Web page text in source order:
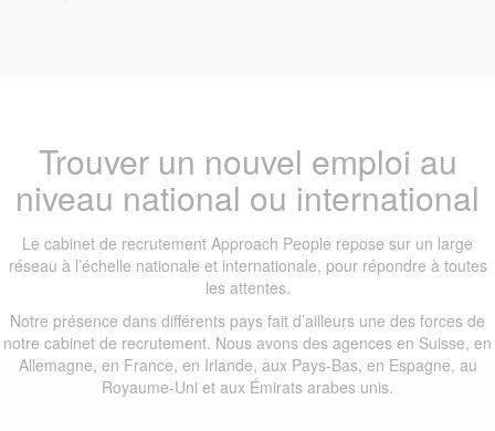
Trouver un nouvel emploi au
niveau national ou international
Le cabinet de recrutement Approach People repose sur un large
réseau à l’échelle nationale et internationale, pour répondre à toutes
les attentes.
Notre présence dans différents pays fait d’ailleurs une des forces de
notre cabinet de recrutement. Nous avons des agences en Suisse, en
Allemagne, en France, en Irlande, aux Pays-Bas, en Espagne, au
Royaume-Uni et aux Émirats arabes unis.